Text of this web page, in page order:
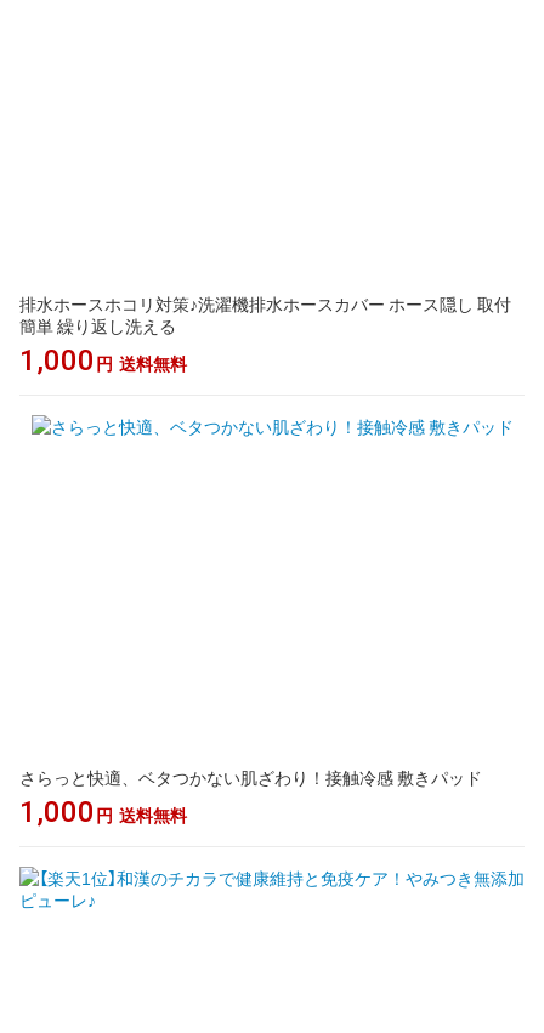
排水ホースホコリ対策♪洗濯機排水ホースカバー ホース隠し 取付
簡単 繰り返し洗える
1,000 円 送料無料
さらっと快適、ベタつかない肌ざわり！接触冷感 敷きパッド
1,000 円 送料無料